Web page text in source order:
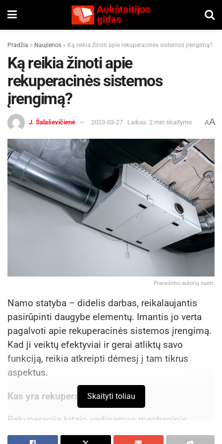
Pradžia » Naujienos » Ką reikia žinoti apie rekuperacinės sistemos įrengimą?
Ką reikia žinoti apie
rekuperacinės sistemos
įrengimą?
J. Šalaševičienė 2023-03-27 Laikas: 2 min skaitymo AA
Pranešimo autorių nuotr.
Namo statyba – didelis darbas, reikalaujantis
pasirūpinti daugybe elementų. Imantis jo verta
pagalvoti apie rekuperacinės sistemos įrengimą.
Kad ji veiktų efektyviai ir gerai atliktų savo
funkciją, reikia atkreipti dėmesį į tam tikrus
aspektus.
Kas yra rekuperacija?
Rekuperacija kitaip vadinamas mechaninis
vėdinimas, kuris leidžia atgauti šilumą. Ši
Skaityti toliau